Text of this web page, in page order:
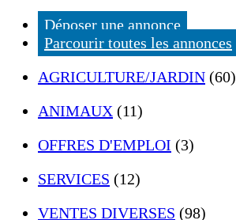
Déposer une annonce
Parcourir toutes les annonces
AGRICULTURE/JARDIN (60)
ANIMAUX (11)
OFFRES D'EMPLOI (3)
SERVICES (12)
VENTES DIVERSES (98)